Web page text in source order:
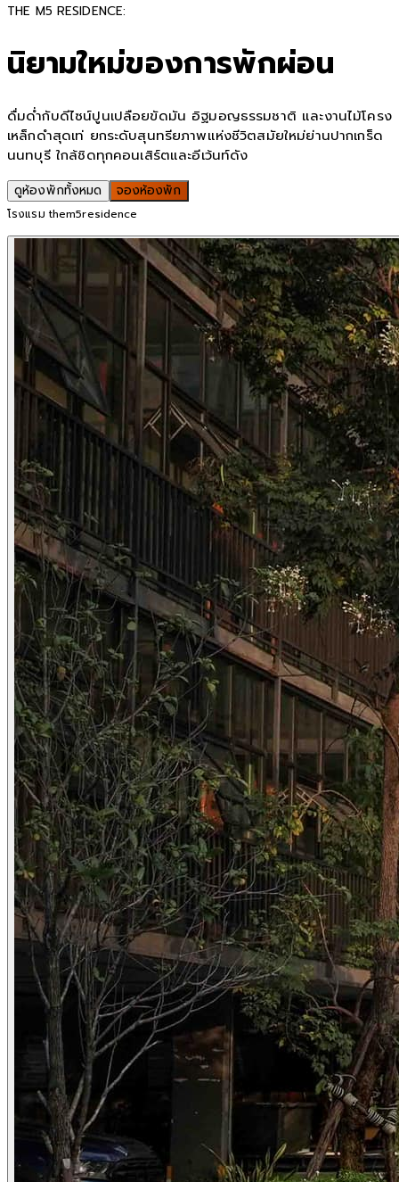
THE M5 RESIDENCE:
นิยามใหม่ของการพักผ่อน
ดื่มด่ำกับดีไซน์ปูนเปลือยขัดมัน อิฐมอญธรรมชาติ และงานไม้โครง
เหล็กดำสุดเท่ ยกระดับสุนทรียภาพแห่งชีวิตสมัยใหม่ย่านปากเกร็ด
นนทบุรี ใกล้ชิดทุกคอนเสิร์ตและอีเว้นท์ดัง
ดูห้องพักทั้งหมด จองห้องพัก
โรงแรม them5residence